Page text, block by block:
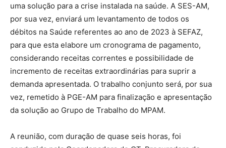
uma solução para a crise instalada na saúde. A SES-AM,
por sua vez, enviará um levantamento de todos os
débitos na Saúde referentes ao ano de 2023 à SEFAZ,
para que esta elabore um cronograma de pagamento,
considerando receitas correntes e possibilidade de
incremento de receitas extraordinárias para suprir a
demanda apresentada. O trabalho conjunto será, por sua
vez, remetido à PGE-AM para finalização e apresentação
da solução ao Grupo de Trabalho do MPAM.
A reunião, com duração de quase seis horas, foi